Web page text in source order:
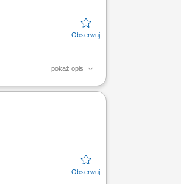
pokaż opis
zespołem